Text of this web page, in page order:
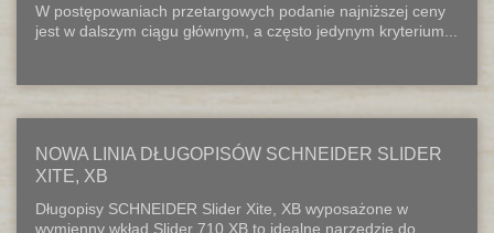
W postępowaniach przetargowych podanie najniższej ceny
jest w dalszym ciągu głównym, a często jedynym kryterium...
NOWA LINIA DŁUGOPISÓW SCHNEIDER SLIDER
XITE, XB
Długopisy SCHNEIDER Slider Xite, XB wyposażone w
wymienny wkład Slider 710 XB to idealne narzędzie do